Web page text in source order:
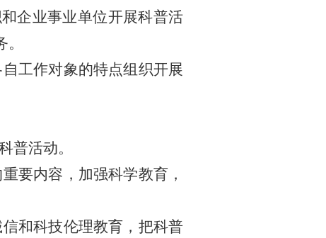
企业事业单位开展科普活
工作对象的特点组织开展
普活动。
要内容，加强科学教育，
和科技伦理教育，把科普